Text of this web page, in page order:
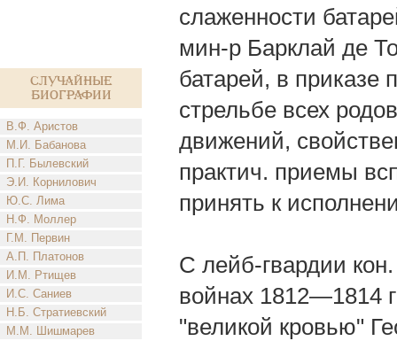
Случайные
биографии
В.Ф. Аристов
М.И. Бабанова
П.Г. Былевский
Э.И. Корнилович
Ю.С. Лима
Н.Ф. Моллер
Г.М. Первин
А.П. Платонов
И.М. Ртищев
И.С. Саниев
Н.Б. Стратиевский
М.М. Шишмарев
слаженности
мин-р Барклай де
батарей, в
стрельбе всех
движений,
практич. приемы
принять к
С лейб-гвардии
войнах 1812—1814
"великой кровью"